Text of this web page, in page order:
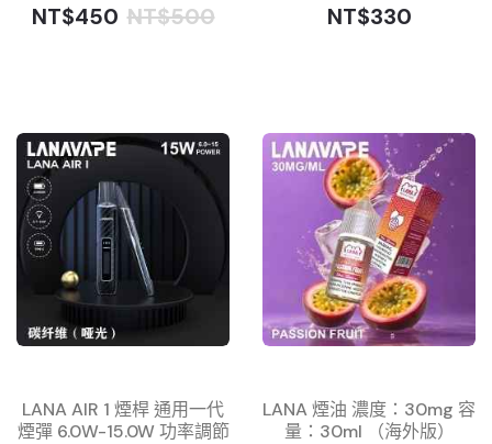
NT$450 NT$500 NT$330
LANA AIR 1 煙桿 通用一代
煙彈 6.0W-15.0W 功率調節
LANA 煙油 濃度：30mg 容
量：30ml （海外版）